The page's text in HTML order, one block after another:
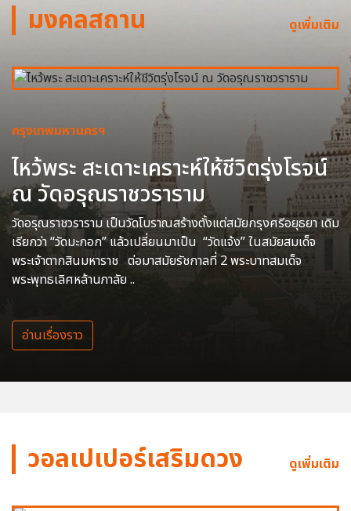
มงคลสถาน ดูเพิ่มเติม
กรุงเทพมหานครฯ
ไหว้พระ สะเดาะเคราะห์ให้ชีวิตรุ่งโรจน์
ณ วัดอรุณราชวราราม
วัดอรุณราชวราราม เป็นวัดโบราณสร้างตั้งแต่สมัยกรุงศรีอยุธยา เดิม
เรียกว่า “วัดมะกอก” แล้วเปลี่ยนมาเป็น “วัดแจ้ง” ในสมัยสมเด็จ
พระเจ้าตากสินมหาราช ต่อมาสมัยรัชกาลที่ 2 พระบาทสมเด็จ
พระพุทธเลิศหล้านภาลัย ..
อ่านเรื่องราว
วอลเปเปอร์เสริมดวง ดูเพิ่มเติม